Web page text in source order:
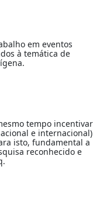
em eventos
à temática de
tempo incentivar
e internacional)
isto, fundamental a
reconhecido e